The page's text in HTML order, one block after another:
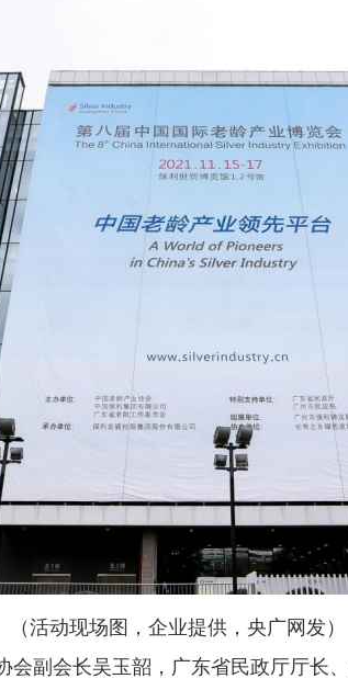
（活动现场图，企业提供，央广网发）
副会长吴玉韶，广东省民政厅厅长